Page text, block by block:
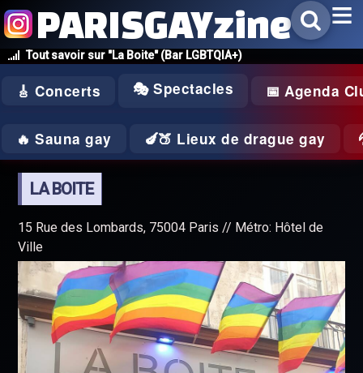
Tout savoir sur "La Boite" (Bar LGBTQIA+)
PARISGAYzine
🎸 Concerts 🎭 Spectacles 📅 Agenda
🔥 Sauna gay 🍆🍑 Lieux de drague gay
LA BOITE
15 Rue des Lombards, 75004 Paris // Métro: Hôtel de
Ville